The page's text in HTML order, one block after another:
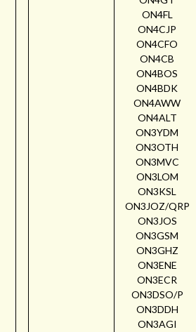
ON4FL
ON4CJP
ON4CFO
ON4CB
ON4BOS
ON4BDK
ON4AWW
ON4ALT
ON3YDM
ON3OTH
ON3MVC
ON3LOM
ON3KSL
ON3JOZ/QRP
ON3JOS
ON3GSM
ON3GHZ
ON3ENE
ON3ECR
ON3DSO/P
ON3DDH
ON3AGI